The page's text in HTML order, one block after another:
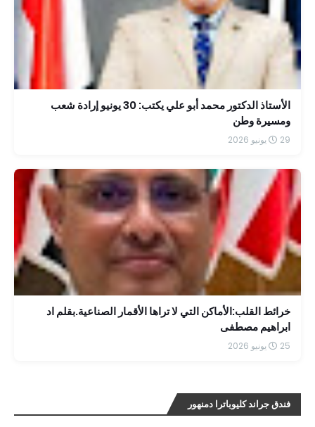
الأستاذ الدكتور محمد أبو علي يكتب: 30 يونيو إرادة شعب
ومسيرة وطن
29 يونيو 2026
خرائط القلب:الأماكن التي لا تراها الأقمار الصناعية.بقلم اد
ابراهيم مصطفى
25 يونيو 2026
فندق جراند كليوباترا دمنهور